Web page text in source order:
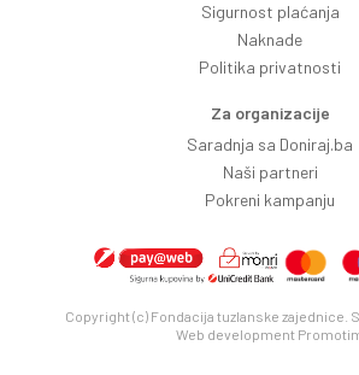
Sigurnost plaćanja
Naknade
Politika privatnosti
Za organizacije
Saradnja sa Doniraj.ba
Naši partneri
Pokreni kampanju
Copyright (c) Fondacija tuzlanske zajednice.
Web development